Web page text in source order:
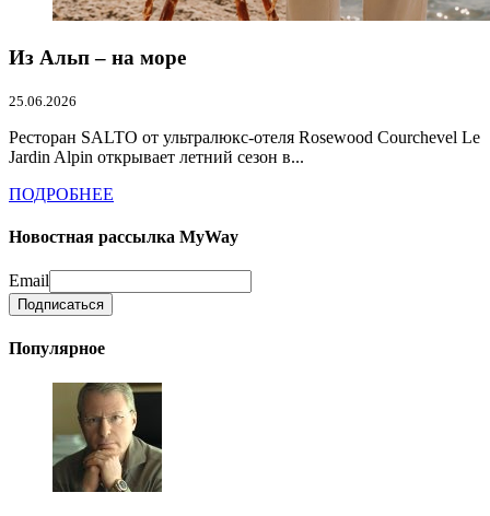
Из Альп – на море
25.06.2026
Ресторан SALTO от ультралюкс-отеля Rosewood Courchevel Le
Jardin Alpin открывает летний сезон в...
ПОДРОБНЕЕ
Новостная рассылка MyWay
Email
Популярное